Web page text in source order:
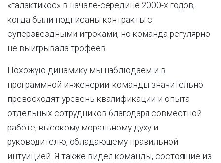
«галактикос» в начале-середине 2000-х годов,
когда были подписаны контракты с
суперзвездными игроками, но команда регулярно
не выигрывала трофеев.
Похожую динамику мы наблюдаем и в
программной инженерии: команды значительно
превосходят уровень квалификации и опыта
отдельных сотрудников благодаря совместной
работе, высокому моральному духу и
руководителю, обладающему правильной
интуицией. Я также видел команды, состоящие из